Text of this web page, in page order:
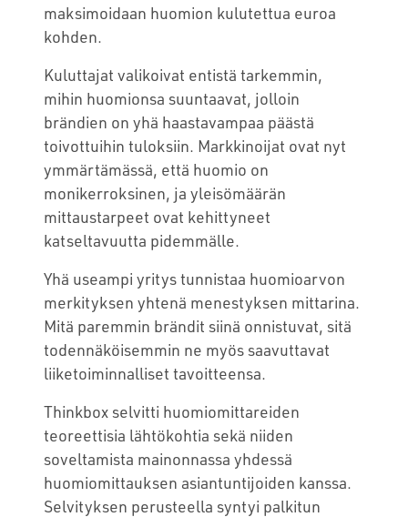
maksimoidaan huomion kulutettua euroa
kohden.
Kuluttajat valikoivat entistä tarkemmin,
mihin huomionsa suuntaavat, jolloin
brändien on yhä haastavampaa päästä
toivottuihin tuloksiin. Markkinoijat ovat nyt
ymmärtämässä, että huomio on
monikerroksinen, ja yleisömäärän
mittaustarpeet ovat kehittyneet
katseltavuutta pidemmälle.
Yhä useampi yritys tunnistaa huomioarvon
merkityksen yhtenä menestyksen mittarina.
Mitä paremmin brändit siinä onnistuvat, sitä
todennäköisemmin ne myös saavuttavat
liiketoiminnalliset tavoitteensa.
Thinkbox selvitti huomiomittareiden
teoreettisia lähtökohtia sekä niiden
soveltamista mainonnassa yhdessä
huomiomittauksen asiantuntijoiden kanssa.
Selvityksen perusteella syntyi palkitun